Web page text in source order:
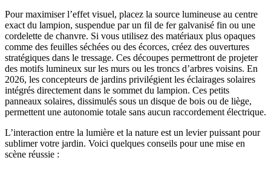
Pour maximiser l’effet visuel, placez la source lumineuse au centre
exact du lampion, suspendue par un fil de fer galvanisé fin ou une
cordelette de chanvre. Si vous utilisez des matériaux plus opaques
comme des feuilles séchées ou des écorces, créez des ouvertures
stratégiques dans le tressage. Ces découpes permettront de projeter
des motifs lumineux sur les murs ou les troncs d’arbres voisins. En
2026, les concepteurs de jardins privilégient les éclairages solaires
intégrés directement dans le sommet du lampion. Ces petits
panneaux solaires, dissimulés sous un disque de bois ou de liège,
permettent une autonomie totale sans aucun raccordement électrique.
L’interaction entre la lumière et la nature est un levier puissant pour
sublimer votre jardin. Voici quelques conseils pour une mise en
scène réussie :